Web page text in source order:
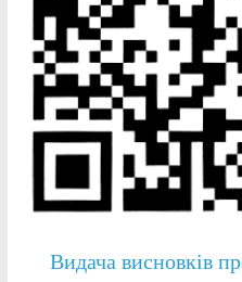
Видача висновків